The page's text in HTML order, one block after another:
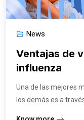
News
Ventajas de
influenza
Una de las mejores
los demás es a través